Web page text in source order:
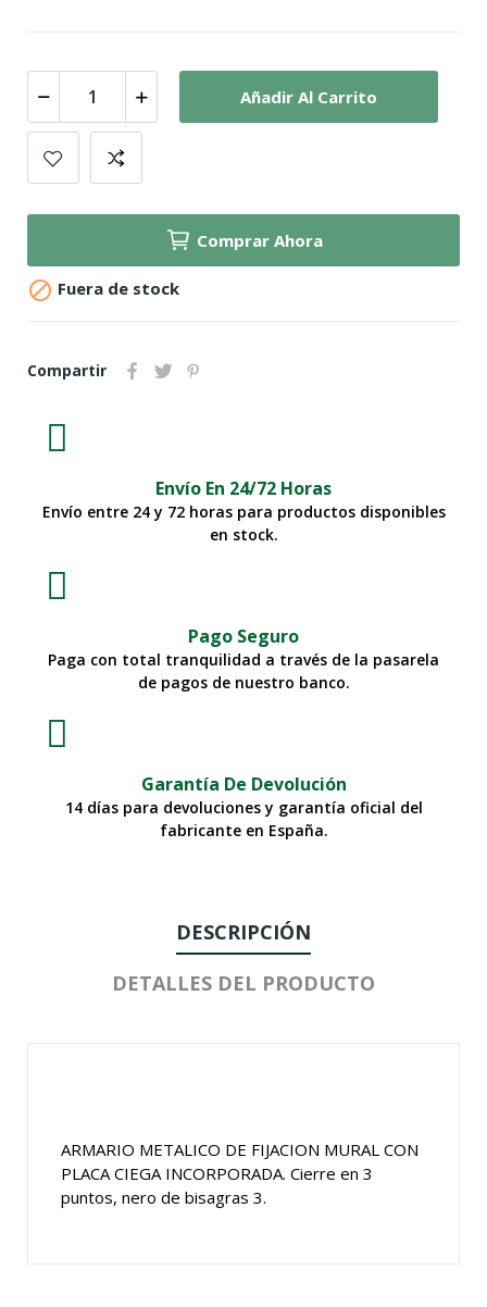
Añadir Al Carrito
Comprar Ahora
 Fuera de stock
Compartir
Envío En 24/72 Horas
Envío entre 24 y 72 horas para productos disponibles
en stock.
Pago Seguro
Paga con total tranquilidad a través de la pasarela
de pagos de nuestro banco.
Garantía De Devolución
14 días para devoluciones y garantía oficial del
fabricante en España.
DESCRIPCIÓN
DETALLES DEL PRODUCTO
ARMARIO METALICO DE FIJACION MURAL CON
PLACA CIEGA INCORPORADA. Cierre en 3
puntos, nero de bisagras 3.